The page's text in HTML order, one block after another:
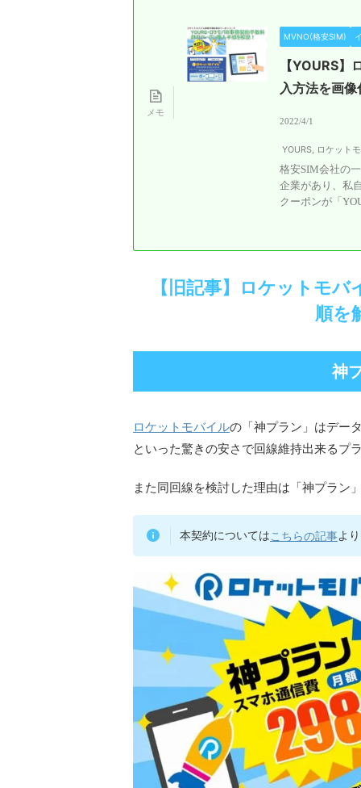
MVNO(格安SIM)
【YOURS
入方法を画
2022/4/1
YOURS ロケット
格安SIM会社の
企業があり、私
クーポンが「
【旧記事】ロケットモ
順を
神
ロケットモバイルの「神プラン」はデー
といった驚きの安さで回線維持出来るプ
また同回線を検討した理由は「神プラン
本契約についてはこちらの記事よ